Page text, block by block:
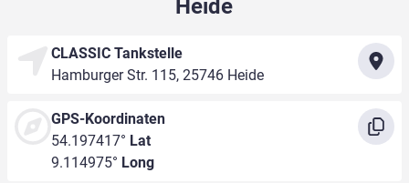
Heide
CLASSIC Tankstelle
Hamburger Str. 115, 25746 Heide
GPS-Koordinaten
54.197417° Lat
9.114975° Long